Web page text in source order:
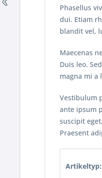
Phasellus
dui. Etiam
blandit vel,
Maecenas
Duis leo.
magna mi a
Vestibulum
ante ipsum
suscipit
Praesent
Artikeltyp: